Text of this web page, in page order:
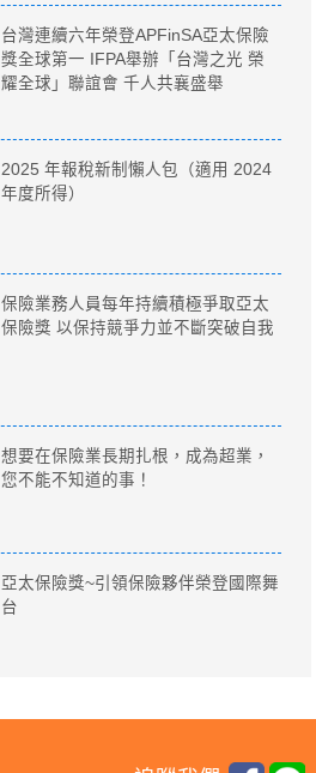
台灣連續六年榮登APFinSA亞太保險
獎全球第一 IFPA舉辦「台灣之光 榮
耀全球」聯誼會 千人共襄盛舉
2025 年報稅新制懶人包（適用 2024
年度所得）
保險業務人員每年持續積極爭取亞太
保險獎 以保持競爭力並不斷突破自我
想要在保險業長期扎根，成為超業，
您不能不知道的事！
亞太保險獎~引領保險夥伴榮登國際舞
台